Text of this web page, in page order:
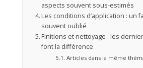
aspects souvent sous-estimés
Les conditions d’application : un
souvent oublié
Finitions et nettoyage : les
font la différence
Articles dans la même